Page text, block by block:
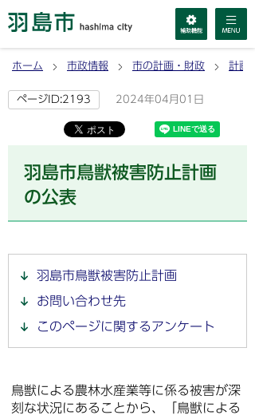
ホーム 市政情報 市の計画・財政 計画
ページID:2193 2024年04月01日
羽島市鳥獣被害防止計画
の公表
羽島市鳥獣被害防止計画
お問い合わせ先
このページに関するアンケート
鳥獣による農林水産業等に係る被害が深
刻な状況にあることから、「鳥獣による